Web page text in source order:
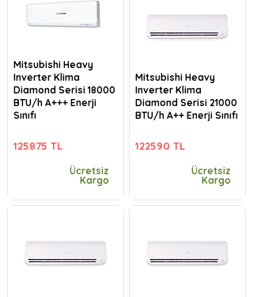
Mitsubishi Heavy
Inverter Klima
Diamond Serisi 18000
BTU/h A+++ Enerji
Sınıfı
125875 TL
Ücretsiz
Kargo
Mitsubishi Heavy
Inverter Klima
Diamond Serisi 21000
BTU/h A++ Enerji Sınıfı
122590 TL
Ücretsiz
Kargo